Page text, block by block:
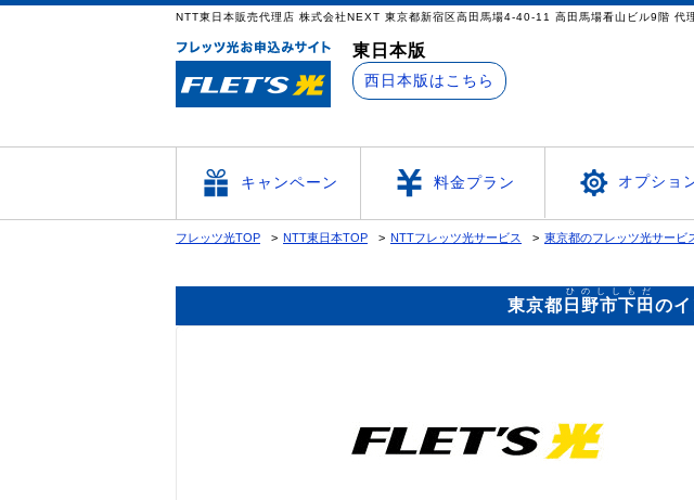
NTT東日本販売代理店 株式会社NEXT 東京都新宿区高田馬場4-40-11 高田馬場看山ビル
東日本版
西日本版はこちら
キャンペーン 料金プラン オプショ
フレッツ光TOP NTT東日本TOP NTTフレッツ光サービス 東京都のフレッツ光サービ
東京都 日野市下田
ひのししもだ
の